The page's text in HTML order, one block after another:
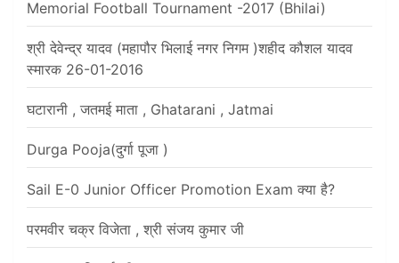
Memorial Football Tournament -2017 (Bhilai)
श्री देवेन्द्र यादव (महापौर भिलाई नगर निगम )शहीद कौशल यादव
स्मारक 26-01-2016
घटारानी , जतमई माता , Ghatarani , Jatmai
Durga Pooja(दुर्गा पूजा )
Sail E-0 Junior Officer Promotion Exam क्या है?
परमवीर चक्र विजेता , श्री संजय कुमार जी